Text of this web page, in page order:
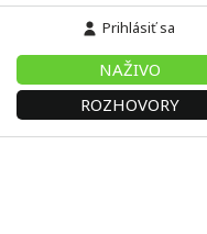
Prihlásiť sa
NAŽIVO
ROZHOVORY